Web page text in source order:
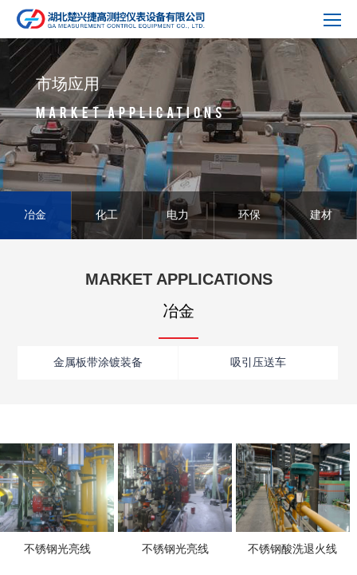
市场应用
MARKET APPLICATIONS
冶金 化工 电力 环保 建材
MARKET APPLICATIONS
冶金
金属板带涂镀装备 吸引压送车
不锈钢光亮线 不锈钢光亮线 不锈钢酸洗退火线